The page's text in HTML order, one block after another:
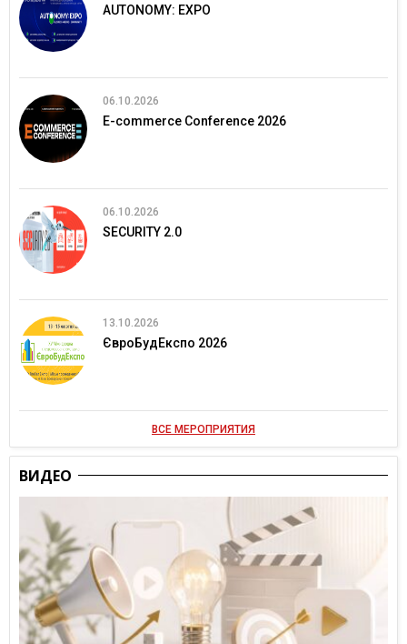
AUTONOMY: EXPO
06.10.2026
E-commerce Conference 2026
06.10.2026
SECURITY 2.0
13.10.2026
ЄвроБудЕкспо 2026
ВСЕ МЕРОПРИЯТИЯ
ВИДЕО